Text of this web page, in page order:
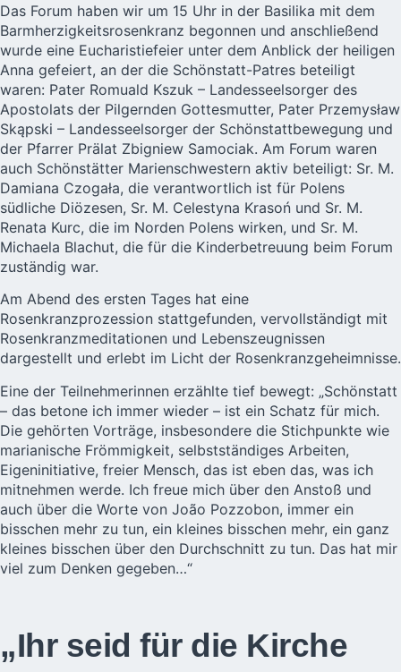
Das Forum haben wir um 15 Uhr in der Basilika mit dem
Barmherzigkeitsrosenkranz begonnen und anschließend
wurde eine Eucharistiefeier unter dem Anblick der heiligen
Anna gefeiert, an der die Schönstatt-Patres beteiligt
waren: Pater Romuald Kszuk – Landesseelsorger des
Apostolats der Pilgernden Gottesmutter, Pater Przemysław
Skąpski – Landesseelsorger der Schönstattbewegung und
der Pfarrer Prälat Zbigniew Samociak. Am Forum waren
auch Schönstätter Marienschwestern aktiv beteiligt: Sr. M.
Damiana Czogała, die verantwortlich ist für Polens
südliche Diözesen, Sr. M. Celestyna Krasoń und Sr. M.
Renata Kurc, die im Norden Polens wirken, und Sr. M.
Michaela Blachut, die für die Kinderbetreuung beim Forum
zuständig war.
Am Abend des ersten Tages hat eine
Rosenkranzprozession stattgefunden, vervollständigt mit
Rosenkranzmeditationen und Lebenszeugnissen
dargestellt und erlebt im Licht der Rosenkranzgeheimnisse.
Eine der Teilnehmerinnen erzählte tief bewegt: „Schönstatt
– das betone ich immer wieder – ist ein Schatz für mich.
Die gehörten Vorträge, insbesondere die Stichpunkte wie
marianische Frömmigkeit, selbstständiges Arbeiten,
Eigeninitiative, freier Mensch, das ist eben das, was ich
mitnehmen werde. Ich freue mich über den Anstoß und
auch über die Worte von João Pozzobon, immer ein
bisschen mehr zu tun, ein kleines bisschen mehr, ein ganz
kleines bisschen über den Durchschnitt zu tun. Das hat mir
viel zum Denken gegeben…“
„Ihr seid für die Kirche